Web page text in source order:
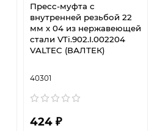
Пресс-муфта с
внутренней резьбой 22
мм х 04 из нержавеющей
стали VTi.902.I.002204
VALTEC (ВАЛТЕК)
40301
424 ₽